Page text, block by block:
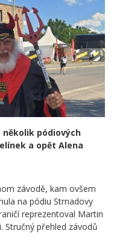
několik pódiových
a opět Alena
závodě, kam ovšem
na pódiu Strnadovy
reprezentoval Martin
Stručný přehled závodů